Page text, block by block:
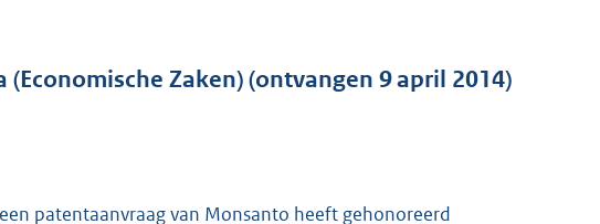
t
Zaken) (ontvangen 9 april 2014)
patentaanvraag van Monsanto heeft gehonoreerd